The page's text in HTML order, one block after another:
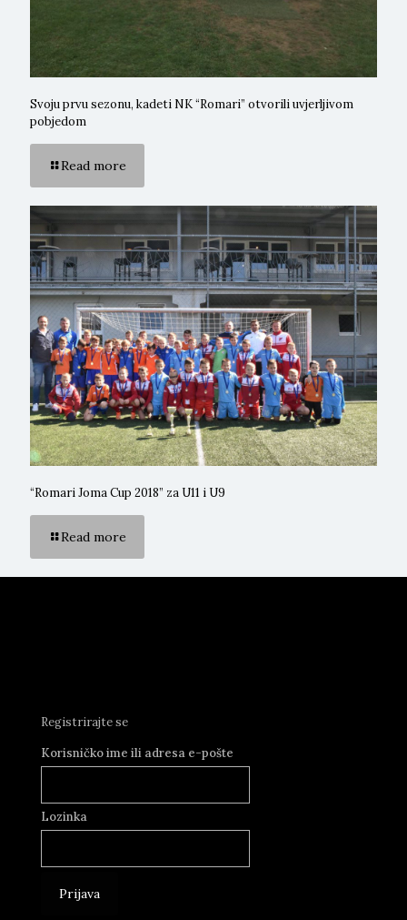
Svoju prvu sezonu, kadeti NK “Romari” otvorili uvjerljivom
pobjedom
Read more
“Romari Joma Cup 2018” za U11 i U9
Read more
Registrirajte se
Korisničko ime ili adresa e-pošte
Lozinka